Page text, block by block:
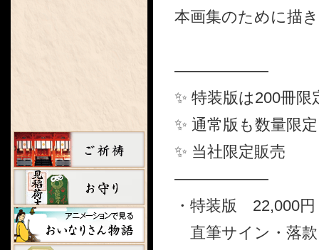
本画集のために描
――――――
✨ 特装版は200冊限
✨ 通常版も数量限定
✨ 当社限定販売
――――――
・特装版 22,000円
直筆サイン・落